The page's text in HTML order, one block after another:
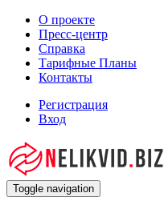
О проекте
Пресс-центр
Справка
Тарифные Планы
Контакты
Регистрация
Вход
Toggle navigation